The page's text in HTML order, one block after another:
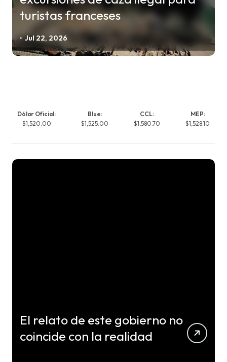
turistas franceses
Jul 22, 2026
Dólar Oficial:
$1,520.00
Blue:
$1,525.00
CCL:
$1,580.70
MEP:
$1,528.10
El relato de este gobierno no
coincide con la realidad